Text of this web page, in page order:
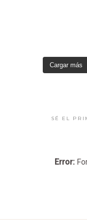
Cargar más
SÉ EL
Error: